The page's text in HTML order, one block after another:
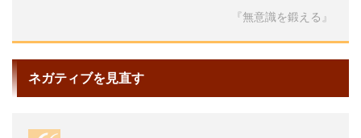
『無意識を鍛える』
ネガティブを見直す